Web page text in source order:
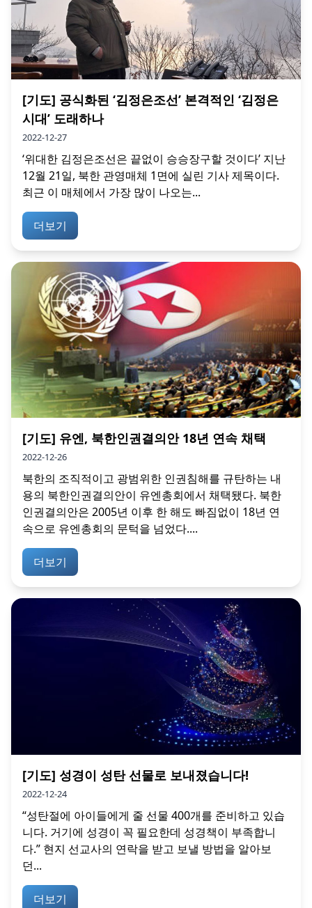
[기도] 공식화된 ‘김정은조선’ 본격적인 ‘김정은
시대’ 도래하나
2022-12-27
‘위대한 김정은조선은 끝없이 승승장구할 것이다’ 지난
12월 21일, 북한 관영매체 1면에 실린 기사 제목이다.
최근 이 매체에서 가장 많이 나오는...
더보기
[기도] 유엔, 북한인권결의안 18년 연속 채택
2022-12-26
북한의 조직적이고 광범위한 인권침해를 규탄하는 내
용의 북한인권결의안이 유엔총회에서 채택됐다. 북한
인권결의안은 2005년 이후 한 해도 빠짐없이 18년 연
속으로 유엔총회의 문턱을 넘었다....
더보기
[기도] 성경이 성탄 선물로 보내졌습니다!
2022-12-24
“성탄절에 아이들에게 줄 선물 400개를 준비하고 있습
니다. 거기에 성경이 꼭 필요한데 성경책이 부족합니
다.” 현지 선교사의 연락을 받고 보낼 방법을 알아보
던...
더보기